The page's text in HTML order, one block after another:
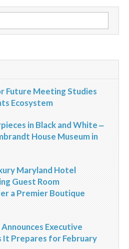
Future Meeting Studies
Ecosystem
in Black and White ‒
House Museum in
Maryland Hotel
Guest Room
a Premier Boutique
Executive
It Prepares for February